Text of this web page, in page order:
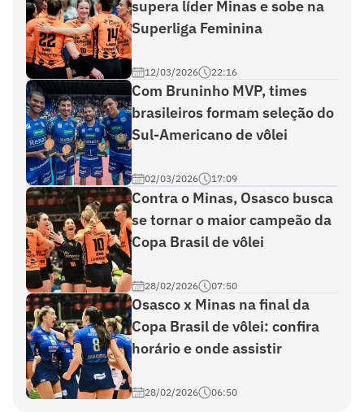
supera líder Minas e sobe na
Superliga Feminina
12/03/2026 22:16
Com Bruninho MVP, times
brasileiros formam seleção do
Sul-Americano de vôlei
02/03/2026 17:09
Contra o Minas, Osasco busca
se tornar o maior campeão da
Copa Brasil de vôlei
28/02/2026 07:50
Osasco x Minas na final da
Copa Brasil de vôlei: confira
horário e onde assistir
28/02/2026 06:50